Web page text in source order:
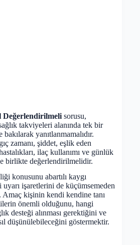
Değerlendirilmeli sorusu,
takviyeleri alanında tek bir
yanıtlanmamalıdır.
zamanı, şiddet, eşlik eden
ilaç kullanımı ve günlük
birlikte değerlendirilmelidir.
konusunu abartılı kaygı
işaretlerini de küçümsemeden
Amaç kişinin kendi kendine tanı
önemli olduğunu, hangi
desteği alınması gerektiğini ve
düşünülebileceğini göstermektir.